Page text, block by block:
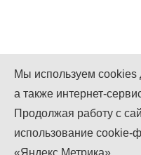
Мы в Instagram Мы
+7 (499) 755-92-79
Понедельник-Пятница: 9.00
Мы используем cookies
а также интернет-
Продолжая работу с
использование cookie-
«Яндекс.Метрика»